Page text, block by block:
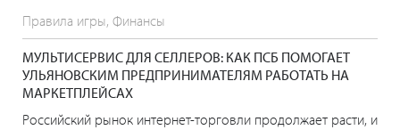
Правила игры, Финансы
МУЛЬТИСЕРВИС ДЛЯ СЕЛЛЕРОВ: КАК ПСБ ПОМОГАЕТ
УЛЬЯНОВСКИМ ПРЕДПРИНИМАТЕЛЯМ РАБОТАТЬ НА
МАРКЕТПЛЕЙСАХ
Российский рынок интернет-торговли продолжает расти, и